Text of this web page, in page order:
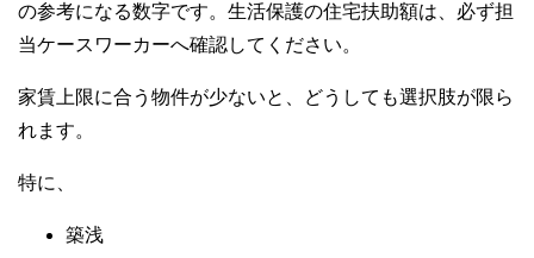
の参考になる数字です。生活保護の住宅扶助額は、必ず担
当ケースワーカーへ確認してください。
家賃上限に合う物件が少ないと、どうしても選択肢が限ら
れます。
特に、
築浅